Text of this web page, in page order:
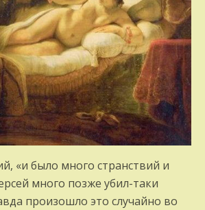
«и было много странствий и
много позже убил-таки
произошло это случайно во